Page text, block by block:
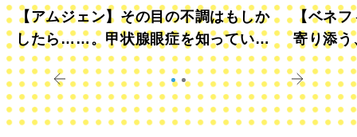
【アムジェン】その目の不調はもしか
したら……。甲状腺眼症を知っていま
すか？
【ベネフ
寄り添う
きに